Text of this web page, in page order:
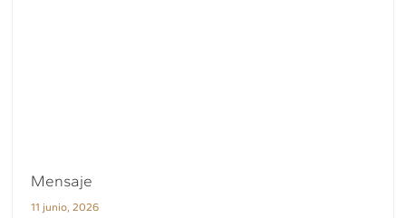
Mensaje
11 junio, 2026